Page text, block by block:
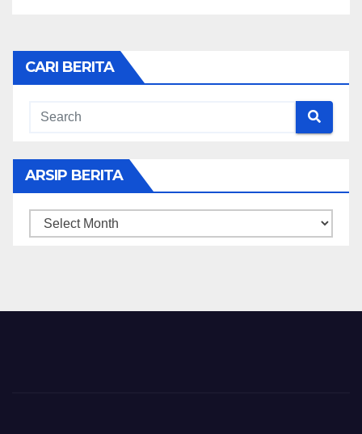
CARI BERITA
ARSIP BERITA
ARSIP